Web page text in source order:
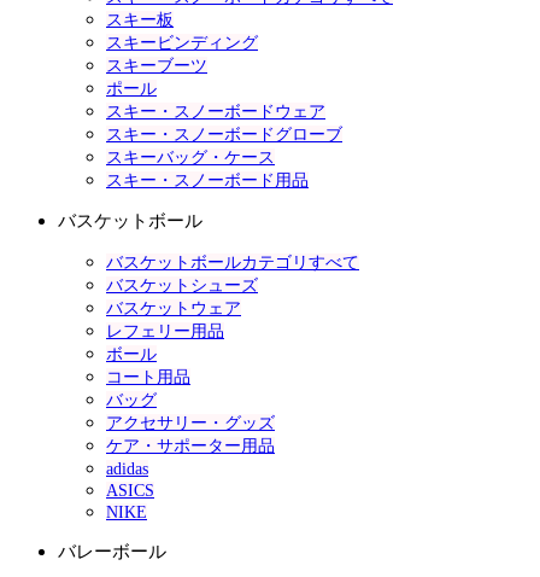
スキー板
スキービンディング
スキーブーツ
ポール
スキー・スノーボードウェア
スキー・スノーボードグローブ
スキーバッグ・ケース
スキー・スノーボード用品
バスケットボール
バスケットボールカテゴリすべて
バスケットシューズ
バスケットウェア
レフェリー用品
ボール
コート用品
バッグ
アクセサリー・グッズ
ケア・サポーター用品
adidas
ASICS
NIKE
バレーボール